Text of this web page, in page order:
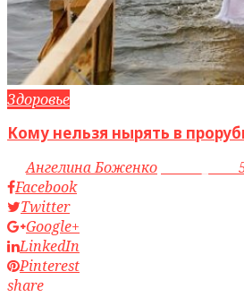
Здоровье
Кому нельзя нырять в
byАнгелина Боженко
Facebook
Twitter
Google+
LinkedIn
Pinterest
share